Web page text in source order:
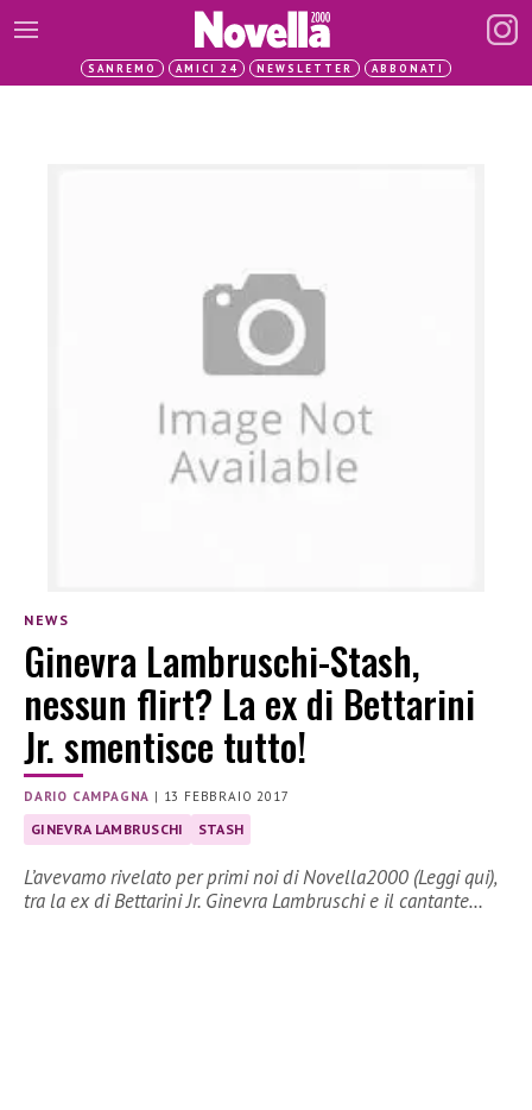
SANREMO AMICI 24 NEWSLETTER ABBONATI
NEWS
Ginevra Lambruschi-Stash,
nessun flirt? La ex di Bettarini
Jr. smentisce tutto!
DARIO CAMPAGNA | 13 FEBBRAIO 2017
GINEVRA LAMBRUSCHI STASH
L’avevamo rivelato per primi noi di Novella2000 (Leggi qui),
tra la ex di Bettarini Jr. Ginevra Lambruschi e il cantante…